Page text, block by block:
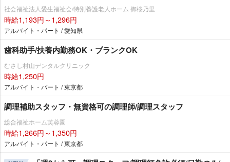
社会福祉法人愛生福祉会/特別養護老人ホーム 御桜乃里
時給1,193円～1,296円
アルバイト・パート / 愛知県
歯科助手/扶養内勤務OK・ブランクOK
むさし村山デンタルクリニック
時給1,250円
アルバイト・パート / 東京都
調理補助スタッフ・無資格可の調理師/調理スタッフ
総合福祉ホーム芙蓉園
時給1,266円～1,350円
アルバイト・パート / 東京都